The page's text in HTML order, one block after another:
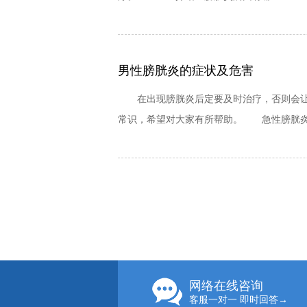
男性膀胱炎的症状及危害
在出现膀胱炎后定要及时治疗，否则会让
常识，希望对大家有所帮助。 急性膀胱
网络在线咨询
客服一对一 即时回答→